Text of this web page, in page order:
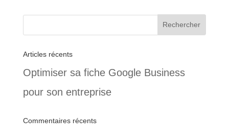
Articles récents
Optimiser sa fiche Google Business
pour son entreprise
Commentaires récents